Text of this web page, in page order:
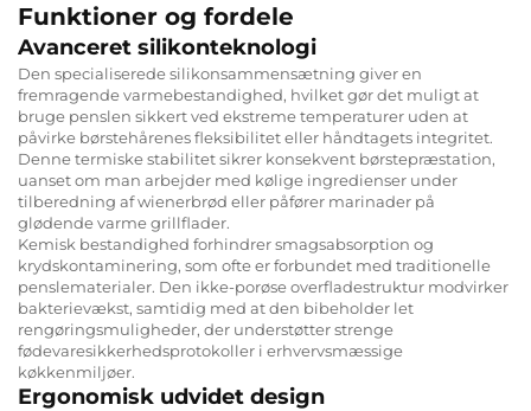
Funktioner og fordele
Avanceret silikonteknologi
Den specialiserede silikonsammensætning giver en
fremragende varmebestandighed, hvilket gør det muligt at
bruge penslen sikkert ved ekstreme temperaturer uden at
påvirke børstehårenes fleksibilitet eller håndtagets integritet.
Denne termiske stabilitet sikrer konsekvent børstepræstation,
uanset om man arbejder med kølige ingredienser under
tilberedning af wienerbrød eller påfører marinader på
glødende varme grillflader.
Kemisk bestandighed forhindrer smagsabsorption og
krydskontaminering, som ofte er forbundet med traditionelle
penslematerialer. Den ikke-porøse overfladestruktur modvirker
bakterievækst, samtidig med at den bibeholder let
rengøringsmuligheder, der understøtter strenge
fødevaresikkerhedsprotokoller i erhvervsmæssige
køkkenmiljøer.
Ergonomisk udvidet design